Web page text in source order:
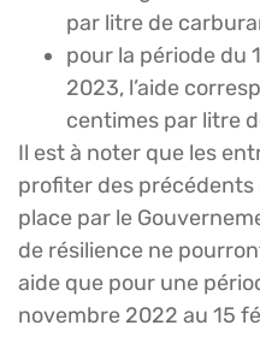
par litre de
pour la période du
2023, l’aide
centimes par litre
Il est à noter que les
profiter des précédents
place par le
de résilience ne
aide que pour une
novembre 2022 au 15